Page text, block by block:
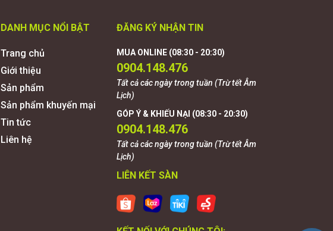
DANH MỤC NỔI BẬT
Trang chủ
Giới thiệu
Sản phẩm
Sản phẩm khuyến mại
Tin tức
Liên hệ
ĐĂNG KÝ NHẬN TIN
MUA ONLINE (08:30 - 20:30)
0904.148.476
Tất cả các ngày trong tuần (Trừ tết Âm
Lịch)
GÓP Ý & KHIẾU NẠI (08:30 - 20:30)
0904.148.476
Tất cả các ngày trong tuần (Trừ tết Âm
Lịch)
LIÊN KẾT SÀN